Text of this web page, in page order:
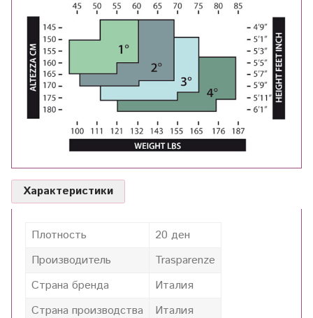
Характеристики
Плотность
20 ден
Производитель
Trasparenze
Страна бренда
Италия
Страна производства
Италия